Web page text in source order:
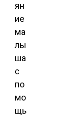
ян
ие
ма
лы
ша
с
по
мо
щь